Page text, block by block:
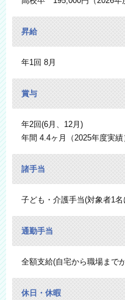
昇給
年1回 8月
賞与
年2回(6月、12月)
年間 4.4ヶ月（2025年度実績
諸手当
子ども・介護手当(対象者1
通勤手当
全額支給(自宅から職場まで
休日・休暇